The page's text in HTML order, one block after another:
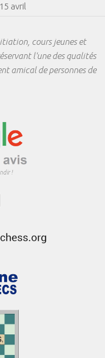
avril
cours jeunes et
l'une des qualités
amical de personnes de
!